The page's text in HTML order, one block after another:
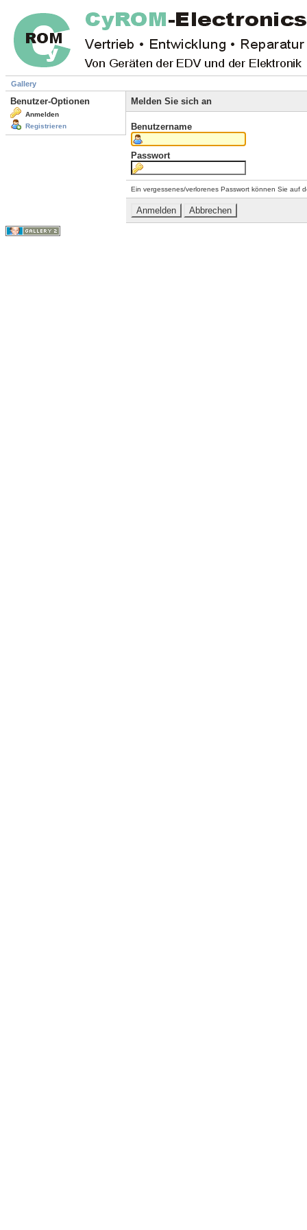
Gallery
Benutzer-Optionen
Anmelden
Registrieren
Melden Sie sich an
Benutzername
Passwort
Ein vergessenes/verlorenes Passwort können Sie auf